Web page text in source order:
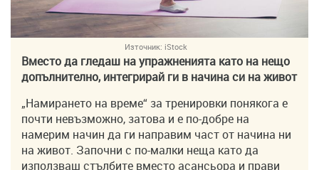
Източник: iStock
Вместо да гледаш на упражненията като на нещо
допълнително, интегрирай ги в начина си на живот
„Намирането на време“ за тренировки понякога е
почти невъзможно, затова и е по-добре на
намерим начин да ги направим част от начина ни
на живот. Започни с по-малки неща като да
използваш стълбите вместо асансьора и прави